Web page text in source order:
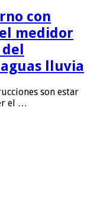
con
medidor
lluvia
son estar
el …